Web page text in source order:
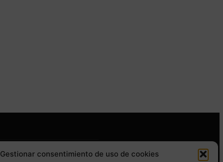
Gestionar consentimiento de uso de cookies